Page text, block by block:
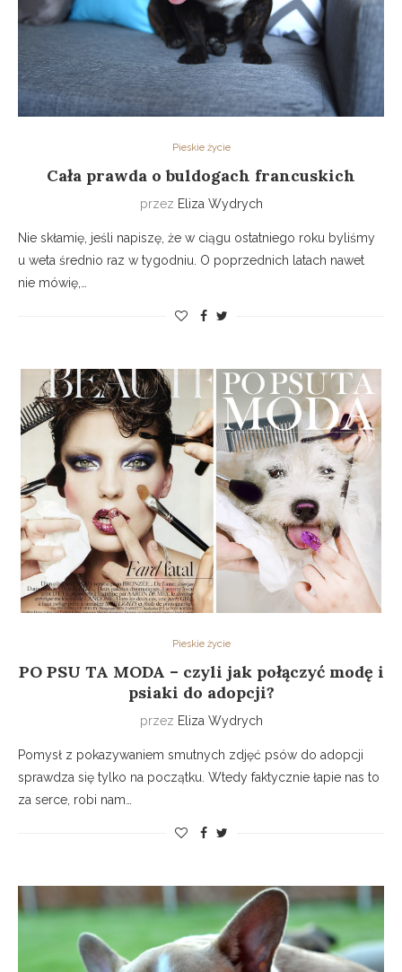
Pieskie życie
Cała prawda o buldogach francuskich
przez Eliza Wydrych
Nie skłamię, jeśli napiszę, że w ciągu ostatniego roku byliśmy
u weta średnio raz w tygodniu. O poprzednich latach nawet
nie mówię,…
Pieskie życie
PO PSU TA MODA – czyli jak połączyć modę i
psiaki do adopcji?
przez Eliza Wydrych
Pomysł z pokazywaniem smutnych zdjęć psów do adopcji
sprawdza się tylko na początku. Wtedy faktycznie łapie nas to
za serce, robi nam…